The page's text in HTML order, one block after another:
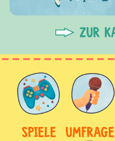
ZUR
SPIELE